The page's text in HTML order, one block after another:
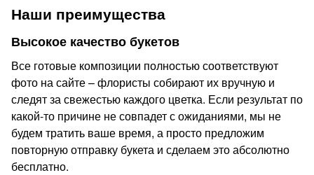
Наши преимущества
Высокое качество букетов
Все готовые композиции полностью соответствуют
фото на сайте – флористы собирают их вручную и
следят за свежестью каждого цветка. Если результат по
какой-то причине не совпадет с ожиданиями, мы не
будем тратить ваше время, а просто предложим
повторную отправку букета и сделаем это абсолютно
бесплатно.